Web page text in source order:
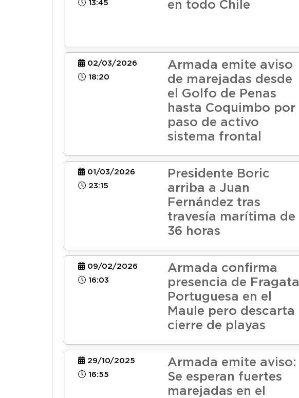
13:45
en todo Chile
02/03/2026
18:20
Armada emite aviso
de marejadas desde
el Golfo de Penas
hasta Coquimbo por
paso de activo
sistema frontal
01/03/2026
23:15
Presidente Boric
arriba a Juan
Fernández tras
travesía marítima de
36 horas
09/02/2026
16:03
Armada confirma
presencia de Fragata
Portuguesa en el
Maule pero descarta
cierre de playas
29/10/2025
16:55
Armada emite aviso:
Se esperan fuertes
marejadas en el